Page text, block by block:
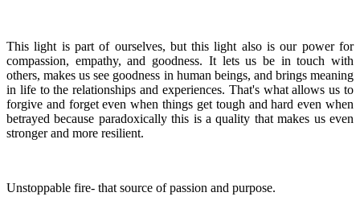
This light is part of ourselves, but this light also is our power for
compassion, empathy, and goodness. It lets us be in touch with
others, makes us see goodness in human beings, and brings meaning
in life to the relationships and experiences. That's what allows us to
forgive and forget even when things get tough and hard even when
betrayed because paradoxically this is a quality that makes us even
stronger and more resilient.
Unstoppable fire- that source of passion and purpose.